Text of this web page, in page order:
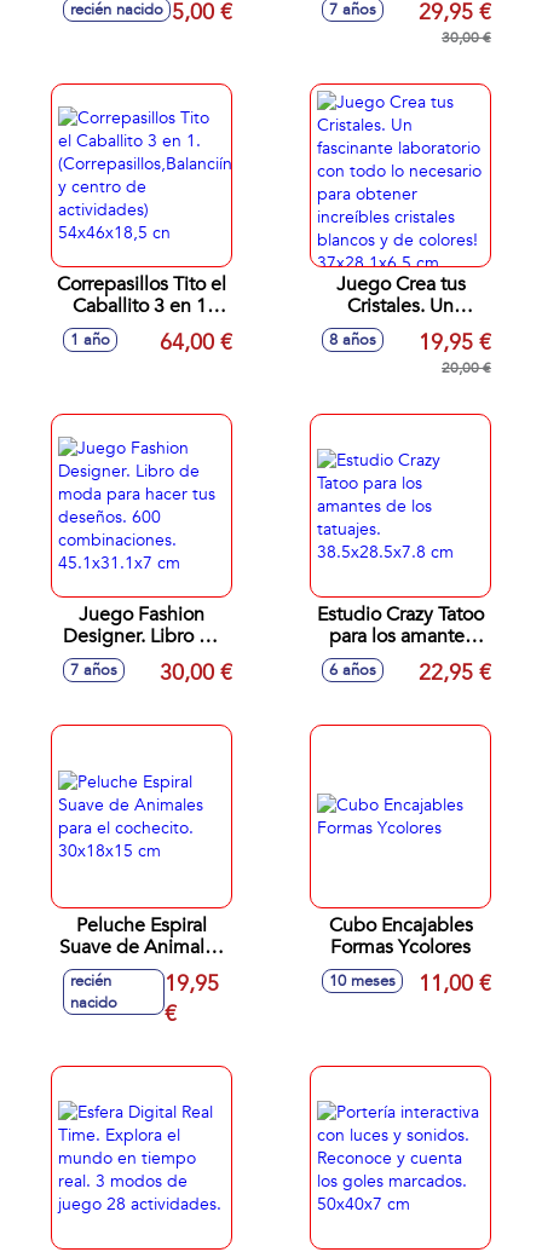
recién nacido 5,00 €
Forma Sencilla Y
Divertida. Con
Herramientas De
Precisión…
7 años 29,95 €
30,00 €
Correpasillos Tito el
Caballito 3 en 1.
(Correpasillos,Balanciín
y centro de
1 año 64,00 €
Juego Crea tus
Cristales. Un
fascinante
laboratorio con
todo lo necesario
increíbles cristales
colores!
37x28.1x6.5 cm
8 años 19,95 €
20,00 €
Juego Fashion
Designer. Libro de
moda para hacer
tus deseños. 600
45.1x31.1x7 cm
7 años 30,00 €
Estudio Crazy Tatoo
para los amantes
de los tatuajes.
38.5x28.5x7.8 cm
6 años 22,95 €
Peluche Espiral
Suave de Animales
para el cochecito.
30x18x15 cm
recién
nacido
19,95
€
Cubo Encajables
Formas Ycolores
10 meses 11,00 €